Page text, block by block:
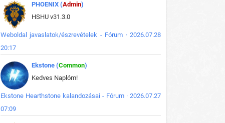
PHOENIX (Admin)
HSHU v31.3.0
Weboldal javaslatok/észrevételek - Fórum · 2026.07.28
20:17
Ekstone (Common)
Kedves Naplóm!
Ekstone Hearthstone kalandozásai - Fórum · 2026.07.27
07:09